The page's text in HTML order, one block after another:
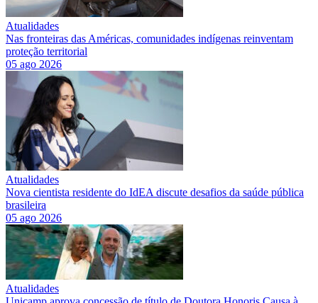
Atualidades
Nas fronteiras das Américas, comunidades indígenas reinventam
proteção territorial
05 ago 2026
Atualidades
Nova cientista residente do IdEA discute desafios da saúde pública
brasileira
05 ago 2026
Atualidades